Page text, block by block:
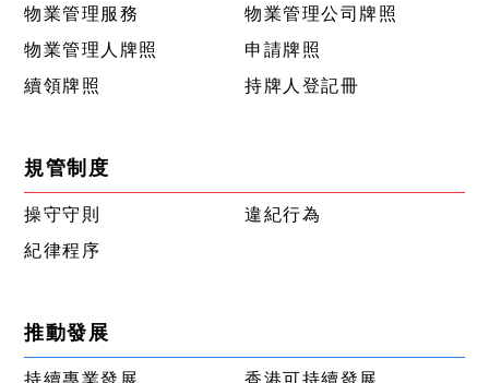
物業管理服務
物業管理公司牌照
物業管理人牌照
申請牌照
續領牌照
持牌人登記冊
規管制度
操守守則
違紀行為
紀律程序
推動發展